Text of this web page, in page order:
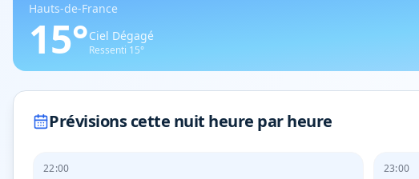
Hauts-de-France
15°Ciel Dégagé
Ressenti 15°
Prévisions cette nuit heure par heure
22:00 23:00